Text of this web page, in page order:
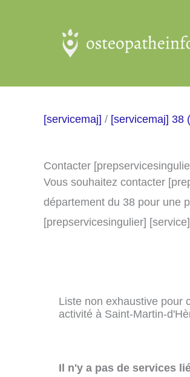
[servicemaj] / [servicemaj] 38
Contacter
Vous souhaitez contacter
département du 38 pour une
[prepservicesingulier]
Liste non exhaustive pour
activité à Saint-Martin-
Il n'y a pas de services